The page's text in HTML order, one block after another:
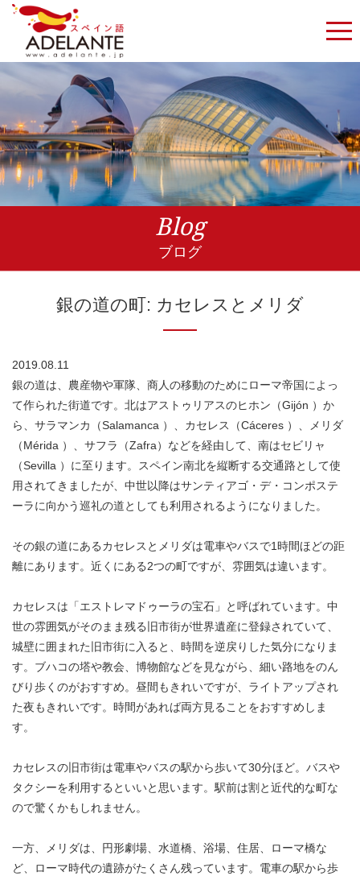
Blog
ブログ
銀の道の町: カセレスとメリダ
2019.08.11
銀の道は、農産物や軍隊、商人の移動のためにローマ帝国によっ
て作られた街道です。北はアストゥリアスのヒホン（Gijón ）か
ら、サラマンカ（Salamanca ）、カセレス（Cáceres ）、メリダ
（Mérida ）、サフラ（Zafra）などを経由して、南はセビリャ
（Sevilla ）に至ります。スペイン南北を縦断する交通路として使
用されてきましたが、中世以降はサンティアゴ・デ・コンポステ
ーラに向かう巡礼の道としても利用されるようになりました。
その銀の道にあるカセレスとメリダは電車やバスで1時間ほどの距
離にあります。近くにある2つの町ですが、雰囲気は違います。
カセレスは「エストレマドゥーラの宝石」と呼ばれています。中
世の雰囲気がそのまま残る旧市街が世界遺産に登録されていて、
城壁に囲まれた旧市街に入ると、時間を逆戻りした気分になりま
す。ブハコの塔や教会、博物館などを見ながら、細い路地をのん
びり歩くのがおすすめ。昼間もきれいですが、ライトアップされ
た夜もきれいです。時間があれば両方見ることをおすすめしま
す。
カセレスの旧市街は電車やバスの駅から歩いて30分ほど。バスや
タクシーを利用するといいと思います。駅前は割と近代的な町な
ので驚くかもしれません。
一方、メリダは、円形劇場、水道橋、浴場、住居、ローマ橋な
ど、ローマ時代の遺跡がたくさん残っています。電車の駅から歩